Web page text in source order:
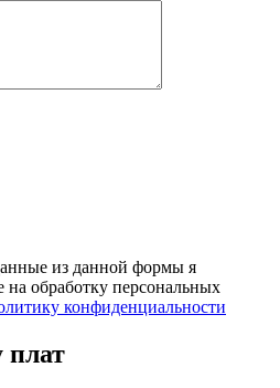
из данной формы я
на обработку персональных
конфиденциальности
плат